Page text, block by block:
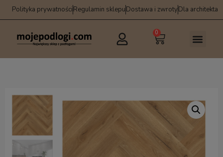
Polityka prywatnościRegulamin sklepuDostawa i zwrotyDla architekta
0